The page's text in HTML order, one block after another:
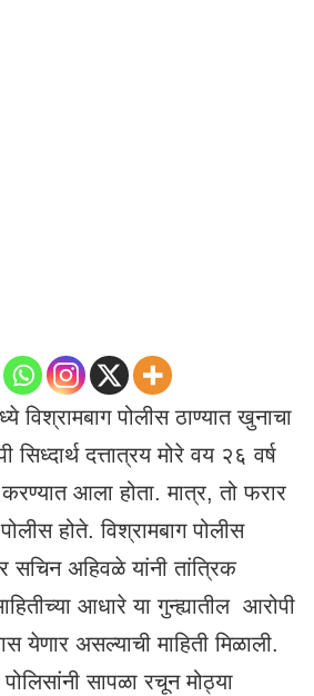
विश्रामबाग पोलीस ठाण्यात खुनाचा
सिध्दार्थ दत्तात्रय मोरे वय २६ वर्ष
आला होता. मात्र, तो फरार
पोलीस होते. विश्रामबाग पोलीस
अहिवळे यांनी तांत्रिक
आधारे या गुन्ह्यातील आरोपी
येणार असल्याची माहिती मिळाली.
पोलिसांनी सापळा रचून मोठ्या